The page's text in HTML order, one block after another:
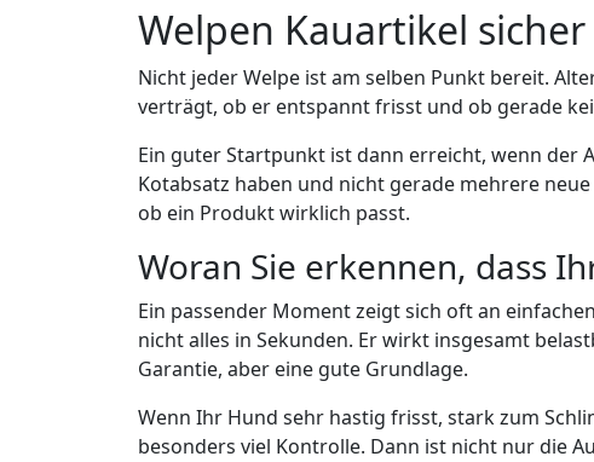
Welpen Kauartikel
Nicht jeder Welpe ist am selben Punkt bereit.
verträgt, ob er entspannt frisst und ob gerade
Ein guter Startpunkt ist dann erreicht, wenn der
Kotabsatz haben und nicht gerade mehrere
ob ein Produkt wirklich passt.
Woran Sie erkennen, dass
Ein passender Moment zeigt sich oft an
nicht alles in Sekunden. Er wirkt insgesamt
Garantie, aber eine gute Grundlage.
Wenn Ihr Hund sehr hastig frisst, stark zum
besonders viel Kontrolle. Dann ist nicht nur die